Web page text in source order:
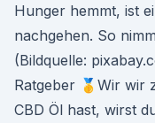
Hunger hemmt, ist
nachgehen. So
(Bildquelle:
Ratgeber 🥇Wir wir
CBD Öl hast, wirst